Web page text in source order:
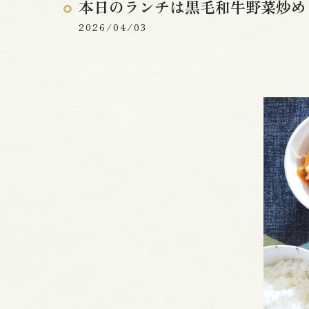
本日のランチは黒毛和牛野菜炒
2026/04/03